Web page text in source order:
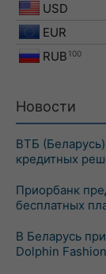
USD
EUR
RUB 100
Новости
ВТБ
кредитных
Приорбанк
бесплатных
В Беларусь
Dolphin